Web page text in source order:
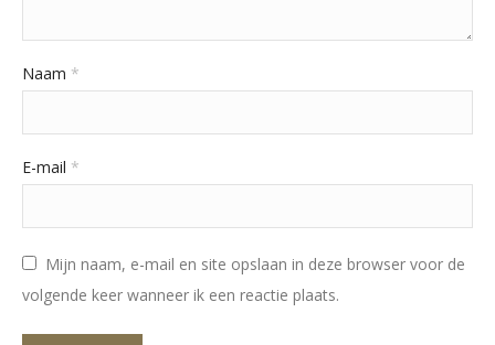
Naam *
E-mail *
Mijn naam, e-mail en site opslaan in deze browser voor de
volgende keer wanneer ik een reactie plaats.